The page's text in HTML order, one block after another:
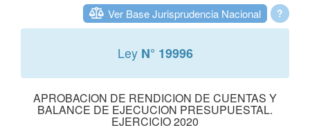
?
Ver Base Jurisprudencia Nacional
Ley N° 19996
APROBACION DE RENDICION DE CUENTAS Y
BALANCE DE EJECUCION PRESUPUESTAL.
EJERCICIO 2020